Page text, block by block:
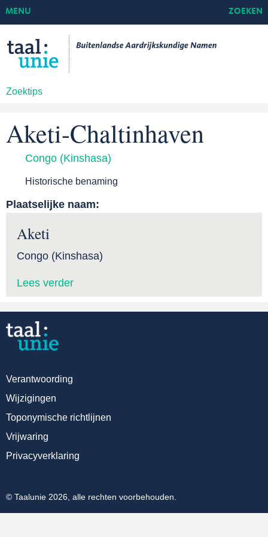
Zoektips
MENU ZOEKEN
Aketi-Chaltinhaven
Congo (Kinshasa)
Historische benaming
Plaatselijke naam:
Aketi
Congo (Kinshasa)
Lees verder
Verantwoording
Wijzigingen
Toponymische richtlijnen
Vrijwaring
Privacyverklaring
© Taalunie 2026, alle rechten voorbehouden.